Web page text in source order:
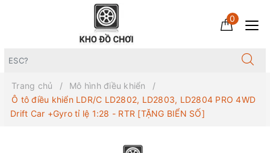
0
Trang chủ
Mô hình điều khiển
Ô tô điều khiển LDR/C LD2802, LD2803, LD2804 PRO 4WD
Drift Car +Gyro tỉ lệ 1:28 - RTR [TẶNG BIỂN SỐ]